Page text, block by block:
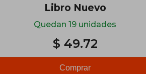
Libro Nuevo
Quedan 19 unidades
$ 49.72
Comprar